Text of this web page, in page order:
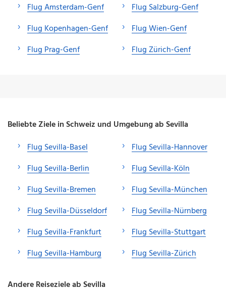
Flug Amsterdam-Genf
Flug Kopenhagen-Genf
Flug Prag-Genf
Flug Salzburg-Genf
Flug Wien-Genf
Flug Zürich-Genf
Beliebte Ziele in Schweiz und Umgebung ab Sevilla
Flug Sevilla-Basel
Flug Sevilla-Berlin
Flug Sevilla-Bremen
Flug Sevilla-Düsseldorf
Flug Sevilla-Frankfurt
Flug Sevilla-Hamburg
Flug Sevilla-Hannover
Flug Sevilla-Köln
Flug Sevilla-München
Flug Sevilla-Nürnberg
Flug Sevilla-Stuttgart
Flug Sevilla-Zürich
Andere Reiseziele ab Sevilla